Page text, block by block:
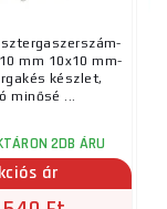
mm 10x10 mm-
készlet,
minősé ...
2DB ÁRU
ár